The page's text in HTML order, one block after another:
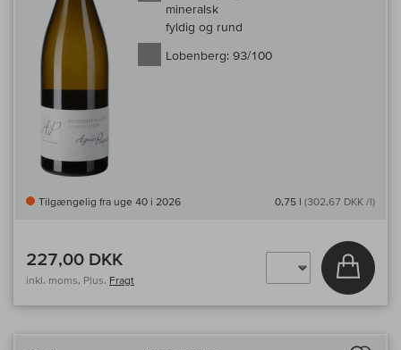
mineralsk
fyldig og rund
Lobenberg: 93/100
Tilgængelig fra uge 40 i 2026 0,75 l (302,67 DKK /l)
227,00 DKK
inkl. moms, Plus. Fragt
Læg i